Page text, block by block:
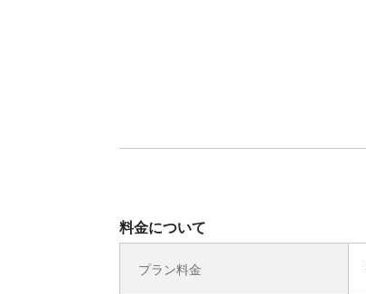
料金について
プラン料金